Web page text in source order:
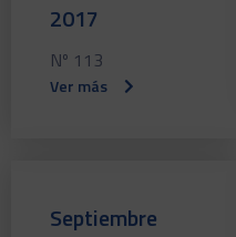
2017
Nº 113
Ver más
Septiembre